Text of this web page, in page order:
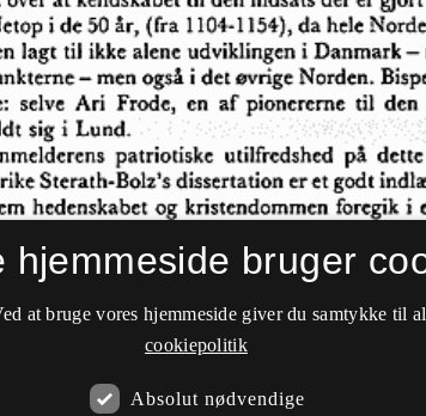
hjemmeside bruger
at bruge vores hjemmeside giver du samtykke til
cookiepolitik
Absolut nødvendige